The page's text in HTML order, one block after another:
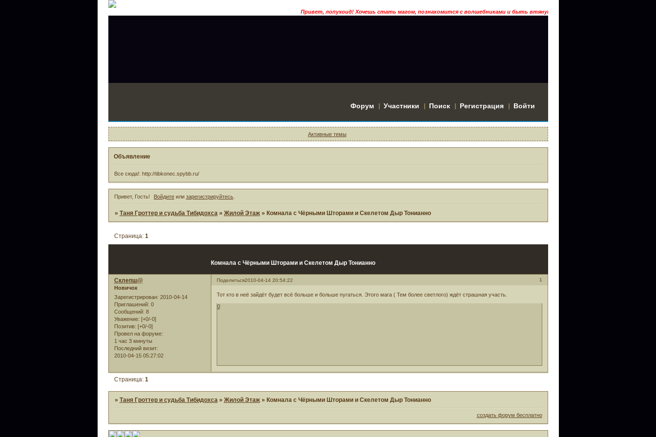
Привет, лопухоид! Хочешь стать магом, познакомится с волшебниками и быть втянутым в историю? Тогда заходи…
Форум Участники Поиск Регистрация Войти
Активные темы
Объявление
Все сюда!: http://tibkonec.spybb.ru/
Привет, Гость! Войдите или зарегистрируйтесь
» Таня Гроттер и судьба Тибидохса » Жилой Этаж » Комнала с Чёрными Шторами и Скелетом Дыр Тонианно
Комнала с Чёрными Шторами и Скелетом Дыр Тонианно
Страница: 1
Поделиться 1
2010-04-14 20:54:22
Склепш@
Новичок
Зарегистрирован: 2010-04-14
Приглашений: 0
Сообщений: 8
Уважение: [+0/-0]
Позитив: [+0/-0]
Провел на форуме:
1 час 3 минуты
Последний визит:
2010-04-15 05:27:02
Тот кто в неё зайдёт будет всё больше и больше пугаться. Этого мага ( Тем более светлого) ждёт страшная участь.
0
Страница: 1
» Таня Гроттер и судьба Тибидохса » Жилой Этаж » Комнала с Чёрными Шторами и Скелетом Дыр Тонианно
создать форум бесплатно